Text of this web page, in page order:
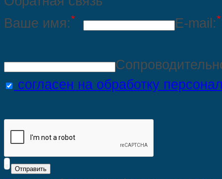
Ваше имя:* E-mail:*
согласен на обработку